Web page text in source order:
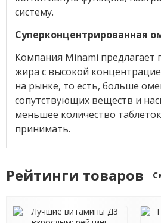
систему.
Суперконцентрированная
Компания Minami предлагает
жира с высокой
на рынке, то есть, больше
сопутствующих веществ и
меньшее количество
принимать.
Рейтинги товаров